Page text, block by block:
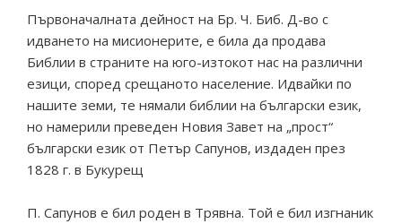
Първоначалната дейност на Бр. Ч. Биб. Д-во с
идването на мисионерите, е била да продава
Библии в страните на юго-изтокот нас на различни
езици, според срещаното население. Идвайки по
нашите земи, те нямали библии на български език,
но намерили преведен Новия Завет на „прост“
български език от Петър Сапунов, издаден през
1828 г. в Букурещ
П. Сапунов е бил роден в Трявна. Той е бил изгнаник